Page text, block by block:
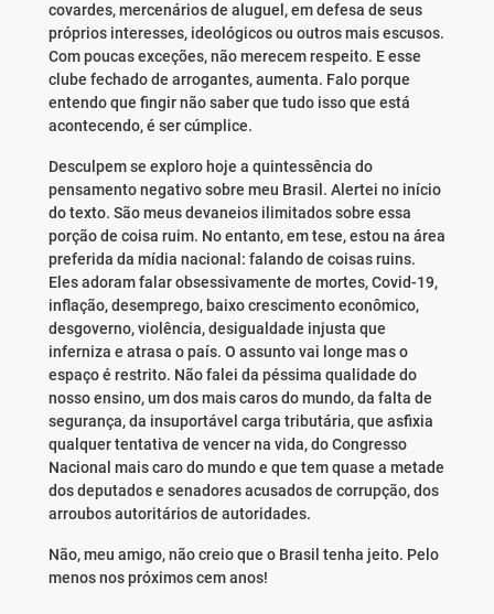
covardes, mercenários de aluguel, em defesa de seus
próprios interesses, ideológicos ou outros mais escusos.
Com poucas exceções, não merecem respeito. E esse
clube fechado de arrogantes, aumenta. Falo porque
entendo que fingir não saber que tudo isso que está
acontecendo, é ser cúmplice.
Desculpem se exploro hoje a quintessência do
pensamento negativo sobre meu Brasil. Alertei no início
do texto. São meus devaneios ilimitados sobre essa
porção de coisa ruim. No entanto, em tese, estou na área
preferida da mídia nacional: falando de coisas ruins.
Eles adoram falar obsessivamente de mortes, Covid-19,
inflação, desemprego, baixo crescimento econômico,
desgoverno, violência, desigualdade injusta que
inferniza e atrasa o país. O assunto vai longe mas o
espaço é restrito. Não falei da péssima qualidade do
nosso ensino, um dos mais caros do mundo, da falta de
segurança, da insuportável carga tributária, que asfixia
qualquer tentativa de vencer na vida, do Congresso
Nacional mais caro do mundo e que tem quase a metade
dos deputados e senadores acusados de corrupção, dos
arroubos autoritários de autoridades.
Não, meu amigo, não creio que o Brasil tenha jeito. Pelo
menos nos próximos cem anos!